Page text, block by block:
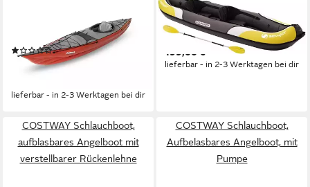
Seekajak Framura, (1-St),
Aufblasbares Kajak
(1)
1.010,00 € UVP1.330,00 €
lieferbar - in 2-3 Werktagen bei dir
SEVYLOR
Kanu Sevylor Kajak Colorado
Kit
199,00 €
lieferbar - in 2-3 Werktagen bei dir
COSTWAY Schlauchboot,
aufblasbares Angelboot mit
verstellbarer Rückenlehne
COSTWAY Schlauchboot,
Aufbelasbares Angelboot, mit
Pumpe